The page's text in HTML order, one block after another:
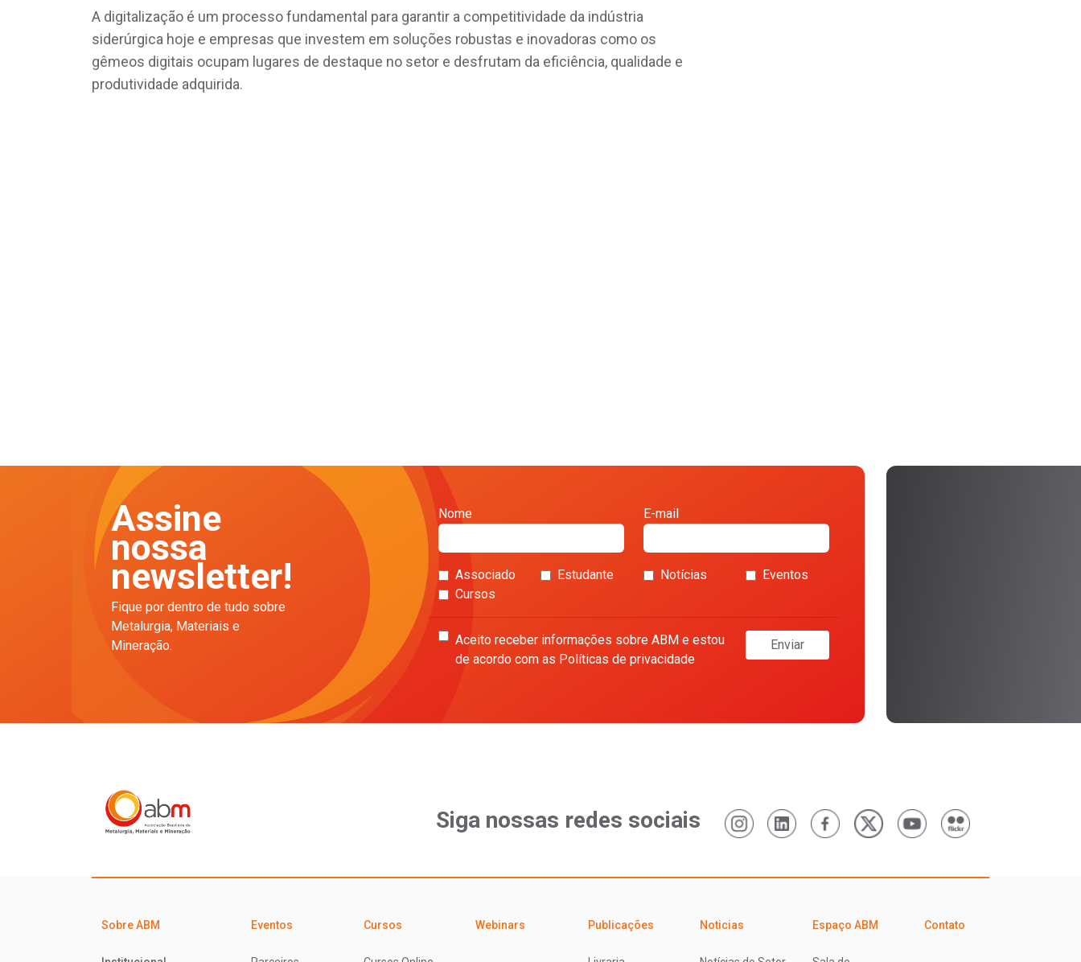
A digitalização é um processo fundamental para garantir a competitividade da indústria
siderúrgica hoje e empresas que investem em soluções robustas e inovadoras como os
gêmeos digitais ocupam lugares de destaque no setor e desfrutam da eficiência, qualidade e
produtividade adquirida.
Assine
nossa
newsletter!
Fique por dentro de tudo sobre
Metalurgia, Materiais e
Mineração.
Nome E-mail
Associado Estudante Notícias
Eventos
Cursos
Aceito receber informações sobre ABM e estou
de acordo com as Políticas de privacidade
Enviar
Siga nossas redes sociais
Sobre ABM Eventos Cursos Webinars Publicações Noticias Espaço ABM Contato